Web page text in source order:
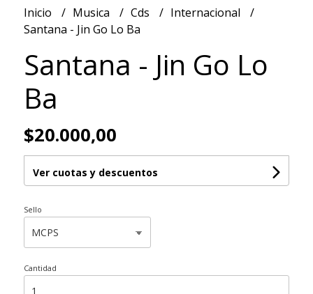
Inicio Musica Cds
Internacional
Santana - Jin Go Lo Ba
Santana - Jin Go Lo
Ba
$20.000,00
Ver cuotas y descuentos
Sello
Cantidad